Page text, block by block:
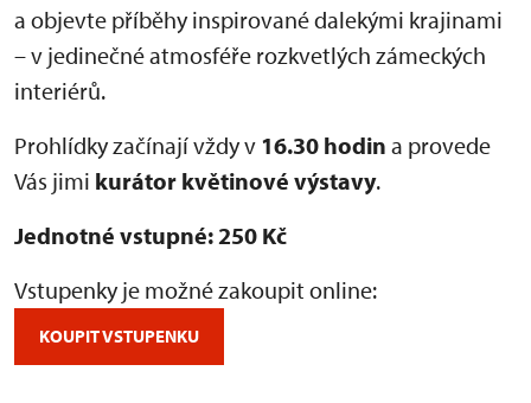
a objevte příběhy inspirované dalekými krajinami
– v jedinečné atmosféře rozkvetlých zámeckých
interiérů.
Prohlídky začínají vždy v 16.30 hodin a provede
Vás jimi kurátor květinové výstavy.
Jednotné vstupné: 250 Kč
Vstupenky je možné zakoupit online:
KOUPIT VSTUPENKU